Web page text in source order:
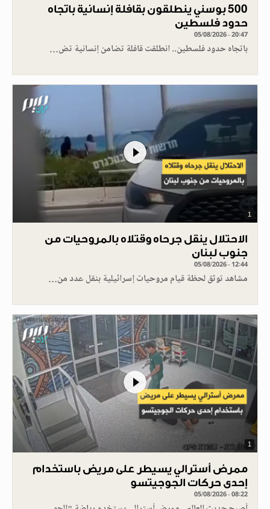
500 بوسني ينطلقون بقافلة إنسانية باتجاه
حدود فلسطين
05/08/2026 - 20:47
باتجاه حدود فلسطين.. انطلقت قافلة تضامن إنسانية تض…
1
الاحتلال ينقل جرحاه وقتلاه بالمروحيات من
جنوب لبنان
05/08/2026 - 12:44
مشاهد توثق لحظة قيام مروحيات إسرائيلية بنقل عدد من…
1
ممرض أسترالي يسيطر على مريض باستخدام
إحدى حركات الجوجيتسو
05/08/2026 - 08:22